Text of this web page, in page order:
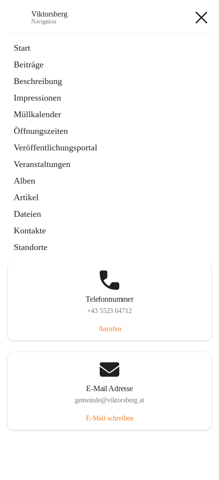
Viktorsberg
Navigation
Start
Beiträge
Beschreibung
Impressionen
Müllkalender
Öffnungszeiten
Veröffentlichungsportal
Veranstaltungen
Alben
Artikel
Dateien
Kontakte
Standorte
1 Schnellzugriff
Bürgerservice
10 Schnellzugriffe
Telefonnummer
+43 5523 64712
Anrufen
E-Mail Adresse
gemeinde@viktorsberg.at
E-Mail schreiben